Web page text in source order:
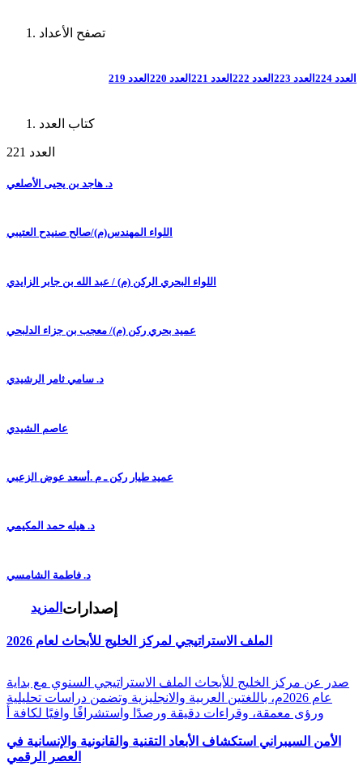
تصفح الأعداد
العدد 224 العدد 223 العدد 222 العدد 221 العدد 220 العدد 219
كتاب العدد
العدد 221
د. هاجد بن يحيى الأصلعي
اللواء المهندس(م)/صالح صنيدح العتيبي
اللواء البحري الركن (م) / عبد الله بن جابر الزايدي
عميد بحري ركن (م)/ معجب بن جزاء الدلبحي
د. سامي ثامر الرشيدي
عاصم الشيدي
عميد طيار ركن ـ م .أسعد عوض الزعبي
د. هيله حمد المكيمي
د. فاطمة الشامسي
المزيد إصدارات
الملف الاستراتيجي لمركز الخليج للأبحاث لعام 2026
صدر عن مركز الخليج للأبحاث الملف الاستراتيجي السنوي مع بداية
عام 2026م، باللغتين العربية والانجليزية وتضمن دراسات تحليلية
ورؤى معمقة، وقراءات دقيقة ورصدًا واستشرافًا وافيًا لكافة أ
الأمن السيبراني استكشاف الأبعاد التقنية والقانونية والإنسانية في
العصر الرقمي